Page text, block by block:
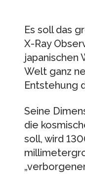
Es soll das
X-Ray
japanischen
Welt ganz
Entstehung
Seine
die
soll, wird